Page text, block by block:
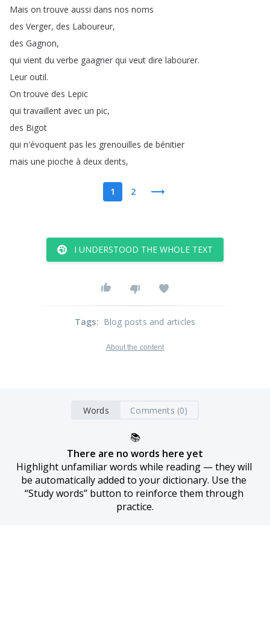
Mais on trouve aussi dans nos noms
des Verger, des Laboureur,
des Gagnon,
qui vient du verbe gaagner qui veut dire labourer.
Leur outil.
On trouve des Lepic
qui travaillent avec un pic,
des Bigot
qui n'évoquent pas les grenouilles de bénitier
mais une pioche à deux dents,
1 2
I UNDERSTOOD THE WHOLE TEXT
Tags: Blog posts and articles
About the content
Words Comments (0)
📚
There are no words here yet
Highlight unfamiliar words while reading — they will
be automatically added to your dictionary. Use the
“Study words” button to reinforce them through
practice.